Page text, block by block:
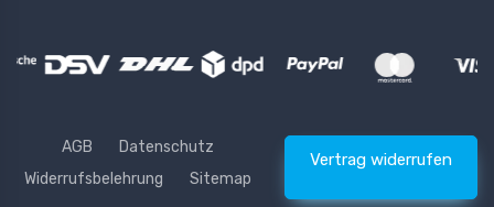
AGB
Datenschutz
Widerrufsbelehrung
Sitemap
Vertrag widerrufen